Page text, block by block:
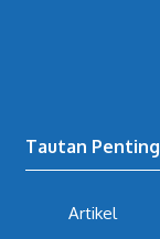
Tautan Penting
Artikel